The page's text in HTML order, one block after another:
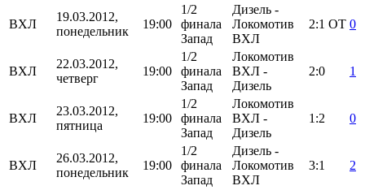
ВХЛ
19.03.2012,
понедельник
19:00
1/2
финала
Запад
Дизель -
Локомотив
ВХЛ
2:1 ОТ 0
ВХЛ
22.03.2012,
четверг
19:00
1/2
финала
Запад
Локомотив
ВХЛ -
Дизель
2:0 1
ВХЛ
23.03.2012,
пятница
19:00
1/2
финала
Запад
Локомотив
ВХЛ -
Дизель
1:2 0
ВХЛ
26.03.2012,
понедельник
19:00
1/2
финала
Запад
Дизель -
Локомотив
ВХЛ
3:1 2